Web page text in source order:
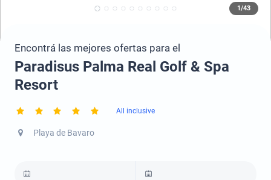
1/43
Encontrá las mejores ofertas para el
Paradisus Palma Real Golf & Spa
Resort
All inclusive
Playa de Bavaro